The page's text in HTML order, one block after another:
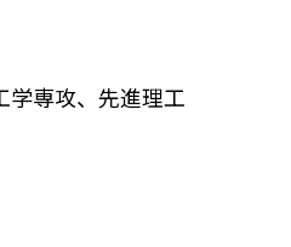
専攻、先進理工